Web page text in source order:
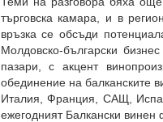
търговска камара, и в
връзка се обсъди
Молдовско-български
пазари, с акцент
обединение на балканските
Италия, Франция, САЩ,
ежегодният Балкански